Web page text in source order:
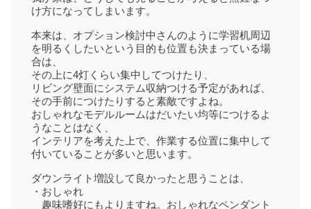
け方になってしまいます。
本来は、オプション検討中さんのように学習机周辺
を明るくしたいという目的も位置も決まっている場
合は、
その上に4灯くらい集中してつけたり、
リビング壁面にシステム収納つける予定があれば、
その手前につけたりすると素敵ですよね。
おしゃれなモデルルームはだいたい均等につけるよ
うなことはなく、
インテリアを考えた上で、作業する位置に集中して
付いていることが多いと思います。
ダウンライト増設して良かったと思うことは、
・おしゃれ
趣味嗜好にもよりますね。おしゃれなペンダント